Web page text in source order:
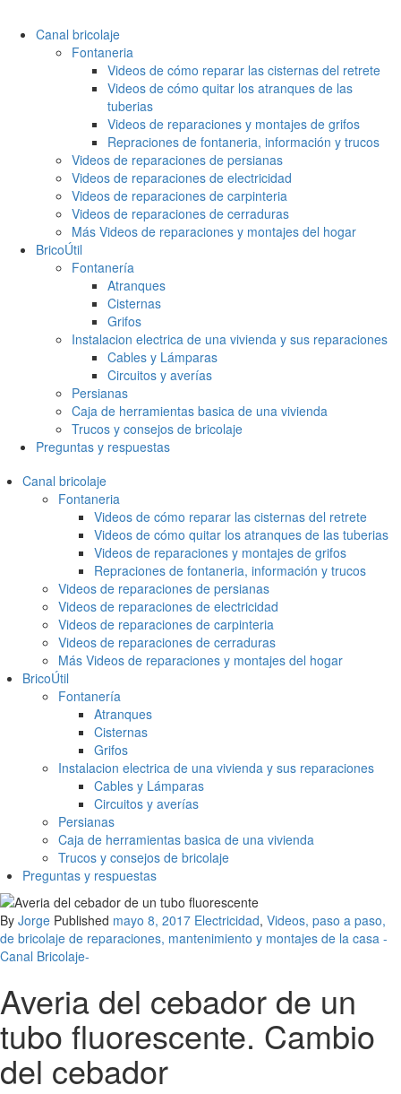
Canal bricolaje
Fontaneria
Videos de cómo reparar las cisternas del retrete
Videos de cómo quitar los atranques de las
tuberias
Videos de reparaciones y montajes de grifos
Repraciones de fontaneria, información y trucos
Videos de reparaciones de persianas
Videos de reparaciones de electricidad
Videos de reparaciones de carpinteria
Videos de reparaciones de cerraduras
Más Videos de reparaciones y montajes del hogar
BricoÚtil
Fontanería
Atranques
Cisternas
Grifos
Instalacion electrica de una vivienda y sus reparaciones
Cables y Lámparas
Circuitos y averías
Persianas
Caja de herramientas basica de una vivienda
Trucos y consejos de bricolaje
Preguntas y respuestas
Canal bricolaje
Fontaneria
Videos de cómo reparar las cisternas del retrete
Videos de cómo quitar los atranques de las tuberias
Videos de reparaciones y montajes de grifos
Repraciones de fontaneria, información y trucos
Videos de reparaciones de persianas
Videos de reparaciones de electricidad
Videos de reparaciones de carpinteria
Videos de reparaciones de cerraduras
Más Videos de reparaciones y montajes del hogar
BricoÚtil
Fontanería
Atranques
Cisternas
Grifos
Instalacion electrica de una vivienda y sus reparaciones
Cables y Lámparas
Circuitos y averías
Persianas
Caja de herramientas basica de una vivienda
Trucos y consejos de bricolaje
Preguntas y respuestas
By Jorge Published mayo 8, 2017 Electricidad, Videos, paso a paso,
de bricolaje de reparaciones, mantenimiento y montajes de la casa -
Canal Bricolaje-
Averia del cebador de un
tubo fluorescente. Cambio
del cebador